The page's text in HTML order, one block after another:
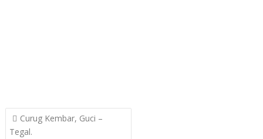
Post
navigation
Curug Kembar, Guci –
Tegal.